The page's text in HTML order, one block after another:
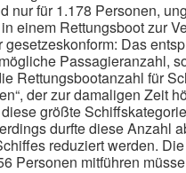
nur für 1.178 Personen,
einem Rettungsboot zur
Das
Passagieranzahl,
Rettungsbootanzahl für
der zur damaligen Zeit
größte
durfte diese Anzahl
reduziert werden.
Personen mitführen